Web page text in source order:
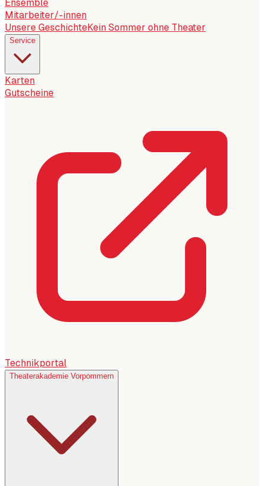
Ensemble
Mitarbeiter/-innen
Unsere GeschichteKein Sommer ohne Theater
Service
Karten
Gutscheine
Technikportal
Theaterakademie Vorpommern